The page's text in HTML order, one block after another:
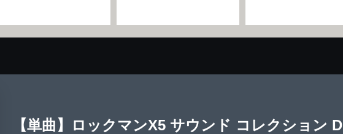
【単曲】ロックマンX5 サウンド コレクション